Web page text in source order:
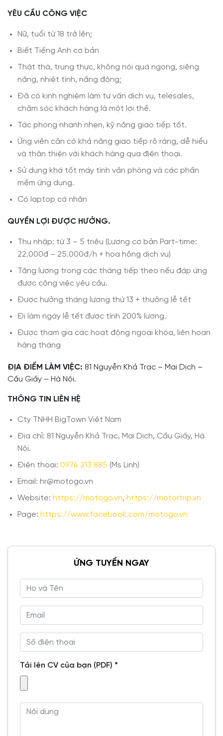
YÊU CẦU CÔNG VIỆC
Nữ, tuổi từ 18 trở lên;
Biết Tiếng Anh cơ bản
Thật thà, trung thực, không nói quá ngọng, siêng
năng, nhiệt tình, năng động;
Đã có kinh nghiệm làm tư vấn dịch vụ, telesales,
chăm sóc khách hàng là một lợi thế.
Tác phong nhanh nhẹn, kỹ năng giao tiếp tốt.
Ứng viên cần có khả năng giao tiếp rõ ràng, dễ hiểu
và thân thiện với khách hàng qua điện thoại.
Sử dụng khá tốt máy tính văn phòng và các phần
mềm ứng dụng.
Có laptop cá nhân
QUYỀN LỢI ĐƯỢC HƯỞNG.
Thu nhập: từ 3 – 5 triêu (Lương cơ bản Part-time:
22.000đ – 25.000đ/h + hoa hồng dịch vụ)
Tăng lương trong các tháng tiếp theo nếu đáp ứng
được công việc yêu cầu.
Được hưởng tháng lương thứ 13 + thưởng lễ tết
Đi làm ngày lễ tết được tính 200% lương.
Được tham gia các hoạt động ngoại khóa, liên hoan
hàng tháng
ĐỊA ĐIỂM LÀM VIỆC: 81 Nguyễn Khả Trạc – Mai Dịch –
Cầu Giấy – Hà Nội.
THÔNG TIN LIÊN HỆ
Cty TNHH BigTown Việt Nam
Địa chỉ: 81 Nguyễn Khả Trạc, Mai Dịch, Cầu Giấy, Hà
Nội.
Điện thoại: 0974 213 885 (Ms Linh)
Email: hr@motogo.vn
Website: https://motogo.vn, https://motortrip.vn
Page: https://www.facebook.com/motogo.vn
ỨNG TUYỂN NGAY
Tải lên CV của bạn (PDF) *